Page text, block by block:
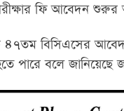
ফি আবেদন শুরুর
৪৭তম বিসিএসের
পারে বলে জানিয়েছে